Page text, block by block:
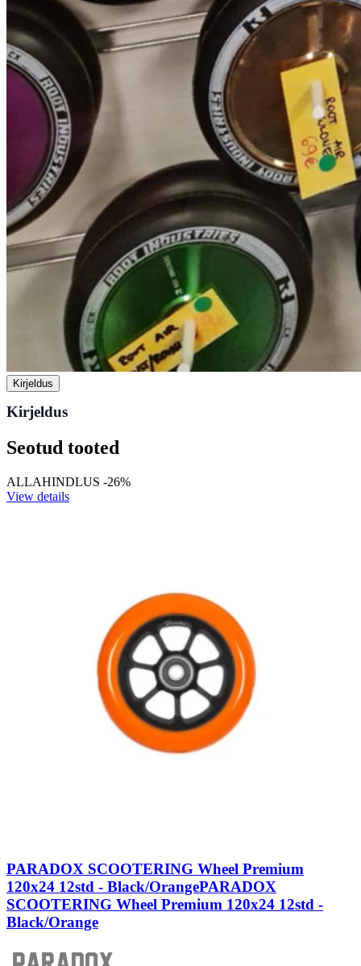
Kirjeldus
Kirjeldus
Seotud tooted
ALLAHINDLUS -26%
View details
PARADOX SCOOTERING Wheel Premium
120x24 12std - Black/OrangePARADOX
SCOOTERING Wheel Premium 120x24 12std -
Black/Orange